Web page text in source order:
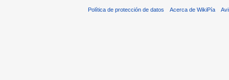
Política de protección de datos Acerca de WikiPía